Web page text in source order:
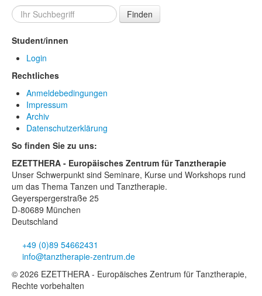
Finden
Student/innen
Login
Rechtliches
Anmeldebedingungen
Impressum
Archiv
Datenschutzerklärung
So finden Sie zu uns:
EZETTHERA - Europäisches Zentrum für Tanztherapie
Unser Schwerpunkt sind Seminare, Kurse und Workshops rund
um das Thema Tanzen und Tanztherapie.
Geyerspergerstraße 25
D-80689 München
Deutschland
+49 (0)89 54662431
info@tanztherapie-zentrum.de
© 2026 EZETTHERA - Europäisches Zentrum für Tanztherapie,
Rechte vorbehalten